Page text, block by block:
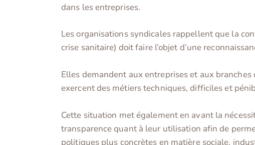
dans les entreprises.
Les organisations syndicales rappellent que la
crise sanitaire) doit faire l’objet d’une
Elles demandent aux entreprises et aux
exercent des métiers techniques, difficiles et
Cette situation met également en avant la
transparence quant à leur utilisation afin de
politiques plus concrètes en matière sociale,